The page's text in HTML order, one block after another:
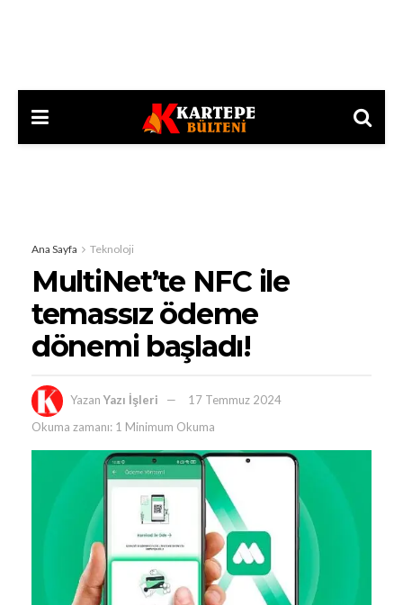
Ana Sayfa Teknoloji
MultiNet’te NFC ile
temassız ödeme
dönemi başladı!
Yazan Yazı İşleri
17 Temmuz 2024
Okuma zamanı: 1 Minimum Okuma